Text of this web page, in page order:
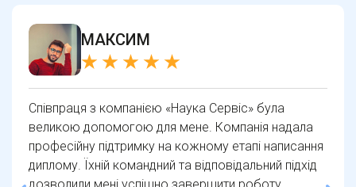
ЮЛІЯ
Компанія «Наука Сервіс» виявилася надійним
партнером у написанні дипломної роботи. Вони
надали високоякісну підтримку та консультації на
кожному етапі процесу. Завдяки їхньому